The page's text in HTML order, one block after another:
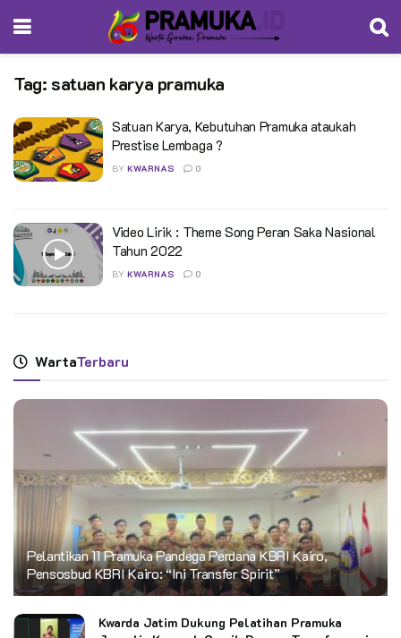
Tag: satuan karya pramuka
Satuan Karya, Kebutuhan Pramuka ataukah
Prestise Lembaga ?
BY KWARNAS 0
Video Lirik : Theme Song Peran Saka Nasional
Tahun 2022
BY KWARNAS 0
WartaTerbaru
Pelantikan 11 Pramuka Pandega Perdana KBRI Kairo,
Pensosbud KBRI Kairo: “Ini Transfer Spirit”
Kwarda Jatim Dukung Pelatihan Pramuka